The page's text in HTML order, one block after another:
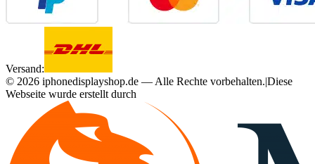
Versand:
© 2026 iphonedisplayshop.de — Alle Rechte vorbehalten.|Diese
Webseite wurde erstellt durch